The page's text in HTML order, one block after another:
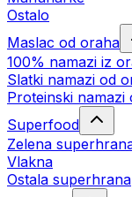
Ostalo
Maslac od oraha
100% namazi iz
Slatki namazi od
Proteinski
Superfood
Zelena
Vlakna
Ostala superhrana